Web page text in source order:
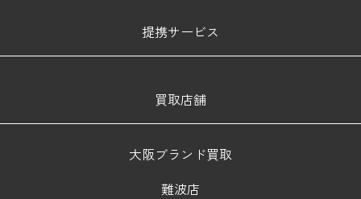
提携サービス
買取店舗
大阪ブランド買取
難波店